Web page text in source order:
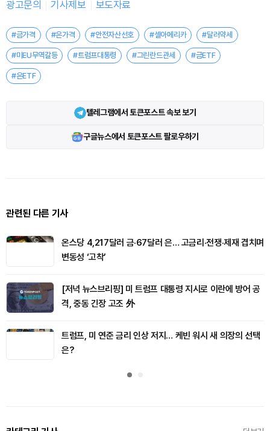
광고문의 기사제보 보도자료
#금가격 #은가격 #안전자산선호 #셀아메리카 #달러약세
#미EU무역갈등 #트럼프대통령 #그린란드관세 #금ETF
#은ETF
텔레그램에서 토큰포스트 속보 보기
구글뉴스에서 토큰포스트 팔로우하기
관련된 다른 기사
온스당 4,217달러 금·67달러 은… 고금리·전쟁·제재 겹치며
변동성 ‘고착’
[저녁 뉴스브리핑] 미 트럼프 대통령 지시로 이란에 방어 공
격, 중동 긴장 고조 外
트럼프, 미 연준 금리 인상 저지… 케빈 워시 새 의장의 선택
은?